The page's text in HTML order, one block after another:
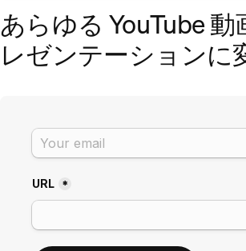
あらゆる YouTube
レゼンテーションに